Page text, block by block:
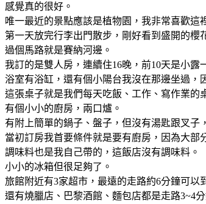
感覺真的很好。
唯一最近的景點應該是植物園，我非常喜歡這
第一天放完行李出門散步，剛好看到盛開的櫻
過個馬路就是賽納河邊。
我訂的是雙人房，連續住16晚，前10天是小
浴室有浴缸，還有個小陽台我沒在那邊坐過
這張桌子就是我們每天吃飯、工作、寫作業的
有個小小的廚房，兩口爐。
有附上簡單的鍋子、盤子，但沒有湯匙跟叉子
當初訂房我首要條件就是要有廚房，因為大部
調味料也是我自己帶的，這飯店沒有調味料。
小小的冰箱但很足夠了。
旅館附近有3家超市，最遠的走路約6分鐘可以
還有燒臘店、巴黎酒館、麵包店都是走路3~4分